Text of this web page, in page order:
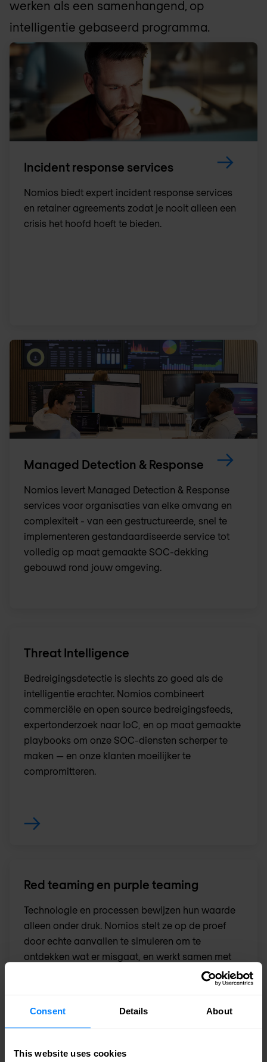
Consent Details About
This website uses cookies
werken als een samenhangend, op
intelligentie gebaseerd programma.
Incident response services
Nomios biedt expert incident response services
en retainer agreements zodat je nooit alleen een
crisis het hoofd hoeft te bieden.
Managed Detection & Response
Nomios levert Managed Detection & Response
services voor organisaties van elke omvang en
complexiteit - van een gestructureerde, snel te
implementeren gestandaardiseerde service tot
volledig op maat gemaakte SOC-dekking
gebouwd rond jouw omgeving.
Threat Intelligence
Bedreigingsdetectie is slechts zo goed als de
intelligentie erachter. Nomios combineert
commerciële en open source bedreigingsfeeds,
expertonderzoek naar IoC, en op maat gemaakte
playbooks om onze SOC-diensten scherper te
maken — en onze klanten moeilijker te
compromitteren.
Red teaming en purple teaming
Technologie en processen bewijzen hun waarde
alleen onder druk. Nomios stelt ze op de proef
door echte aanvallen te simuleren om te
ontdekken wat er misgaat, en werkt samen met
uw team om ervoor te zorgen dat het niet meer